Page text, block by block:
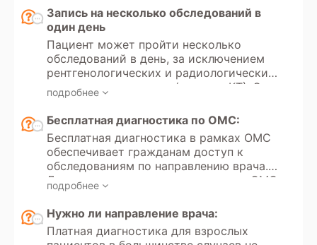
Запись на несколько обследований в
один день
Пациент может пройти несколько
обследований в день, за исключением
рентгенологических и радиологических
методов диагностики (рентген, КТ). Эти
исследования используют
ионизирующее излучение, и существует
ограничение по дозе разрешенного
облучения в диагностических целях.
Максимальная разрешенная доза
облучения для пациента в год
составляет 1 мЗв (миллизиверт).
обследований зависят от клинической
необходимости и состояния пациента.
Для исследований с контрастом также
подробнее
Бесплатная диагностика по ОМС:
Бесплатная диагностика в рамках ОМС
обеспечивает гражданам доступ к
обследованиям по направлению врача.
Для организации лечения в рамках ОМС
Вам необходимо предоставить
следующие документы: паспорт,
актуальный номер полиса (ЕНП),СНИЛС
(при наличии), направление от лечащего
подробнее
Нужно ли направление врача:
Платная диагностика для взрослых